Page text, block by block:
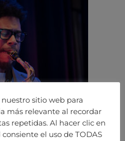
sitio web para
más relevante al recordar
repetidas. Al hacer clic en
el uso de TODAS